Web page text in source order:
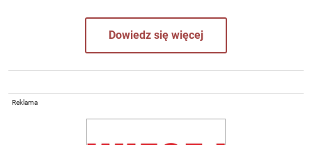
Dowiedz się więcej
Reklama